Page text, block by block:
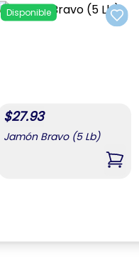
Add
Disponible
$27.93
Jamón Bravo (5 Lb)
,